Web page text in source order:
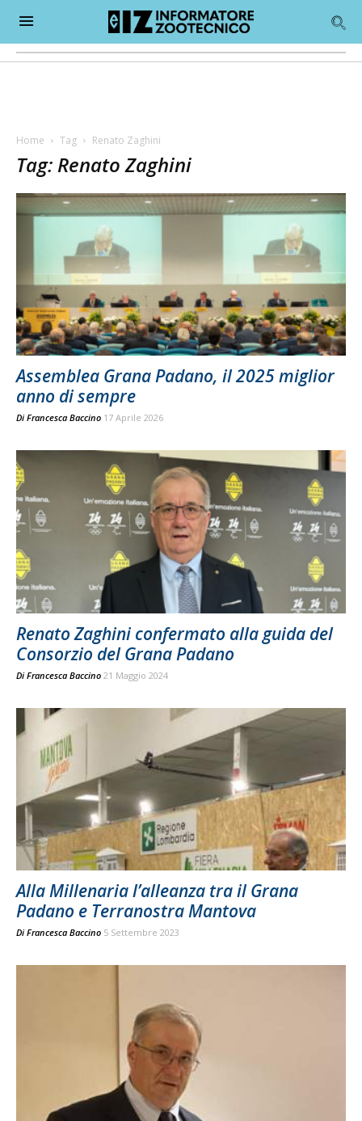
Home Tag Renato Zaghini
Tag: Renato Zaghini
Assemblea Grana Padano, il 2025 miglior
anno di sempre
Di Francesca Baccino 17 Aprile 2026
Renato Zaghini confermato alla guida del
Consorzio del Grana Padano
Di Francesca Baccino 21 Maggio 2024
Alla Millenaria l’alleanza tra il Grana
Padano e Terranostra Mantova
Di Francesca Baccino 5 Settembre 2023